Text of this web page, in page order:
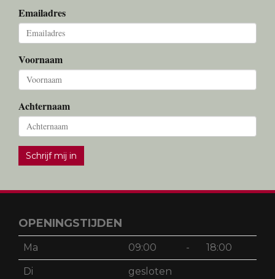
Emailadres
Voornaam
Achternaam
Schrijf mij in
OPENINGSTIJDEN
Ma 09:00 - 18:00
Di gesloten